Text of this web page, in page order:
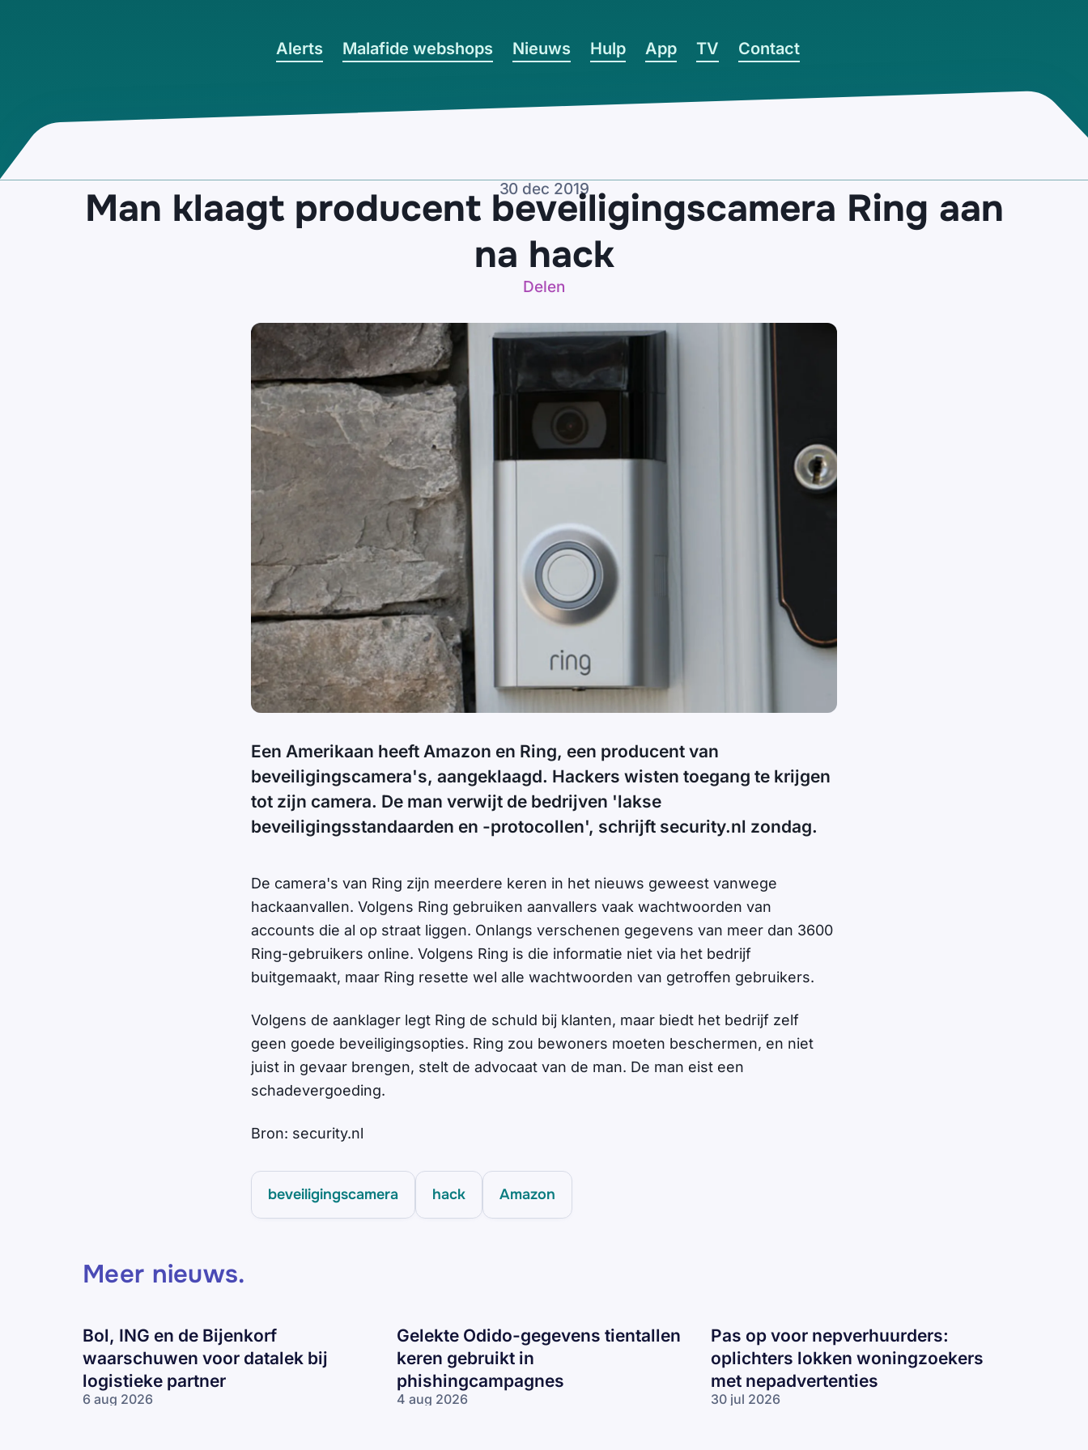
Alerts Malafide webshops Nieuws Hulp App TV Contact
30 dec 2019
Man klaagt producent beveiligingscamera Ring aan
na hack
Delen
Een Amerikaan heeft Amazon en Ring, een producent van
beveiligingscamera's, aangeklaagd. Hackers wisten toegang te krijgen
tot zijn camera. De man verwijt de bedrijven 'lakse
beveiligingsstandaarden en -protocollen', schrijft security.nl zondag.
De camera's van Ring zijn meerdere keren in het nieuws geweest vanwege
hackaanvallen. Volgens Ring gebruiken aanvallers vaak wachtwoorden van
accounts die al op straat liggen. Onlangs verschenen gegevens van meer dan 3600
Ring-gebruikers online. Volgens Ring is die informatie niet via het bedrijf
buitgemaakt, maar Ring resette wel alle wachtwoorden van getroffen gebruikers.
Volgens de aanklager legt Ring de schuld bij klanten, maar biedt het bedrijf zelf
geen goede beveiligingsopties. Ring zou bewoners moeten beschermen, en niet
juist in gevaar brengen, stelt de advocaat van de man. De man eist een
schadevergoeding.
Bron: security.nl
beveiligingscamera hack Amazon
Meer nieuws.
Bol, ING en de Bijenkorf
waarschuwen voor datalek bij
logistieke partner
6 aug 2026
Gelekte Odido-gegevens tientallen
keren gebruikt in
phishingcampagnes
4 aug 2026
Pas op voor nepverhuurders:
oplichters lokken woningzoekers
met nepadvertenties
30 jul 2026